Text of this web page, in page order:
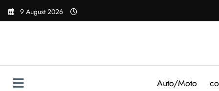
Saltar
9 August 2026
Auto/Moto